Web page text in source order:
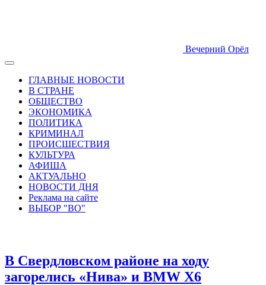
Вечерний Орёл
ГЛАВНЫЕ НОВОСТИ
В СТРАНЕ
ОБЩЕСТВО
ЭКОНОМИКА
ПОЛИТИКА
КРИМИНАЛ
ПРОИСШЕСТВИЯ
КУЛЬТУРА
АФИША
АКТУАЛЬНО
НОВОСТИ ДНЯ
Реклама на сайте
ВЫБОР "ВО"
В Свердловском районе на ходу
загорелись «Нива» и BMW X6